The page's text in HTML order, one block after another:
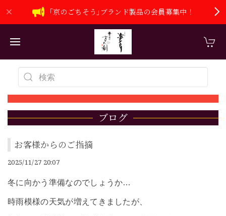
｢京のごちそう｣ブランド製品の会員募集中！
ブログ
お客様からのご指摘
2025/11/27 20:07
冬に向かう準備なのでしょうか…
時雨模様の天気が増えてきましたが、